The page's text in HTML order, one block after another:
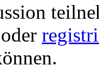
oder